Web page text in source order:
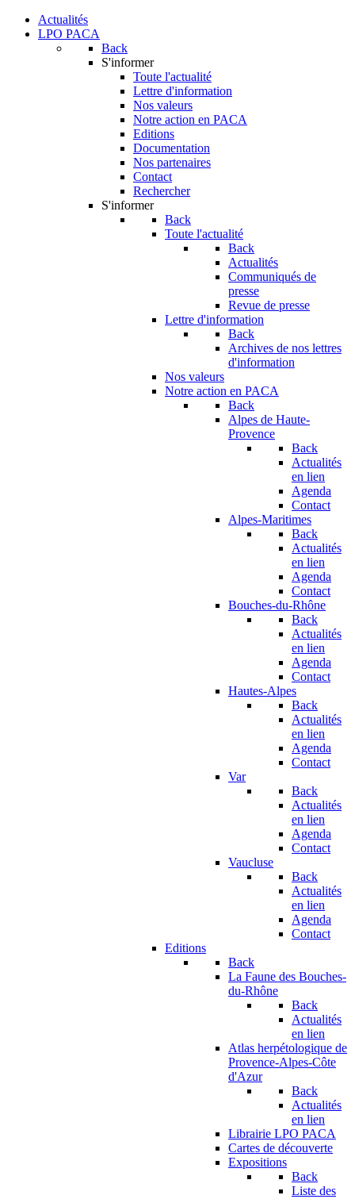
Actualités
LPO PACA
Back
S'informer
Toute l'actualité
Lettre d'information
Nos valeurs
Notre action en PACA
Editions
Documentation
Nos partenaires
Contact
Rechercher
S'informer
Back
Toute l'actualité
Back
Actualités
Communiqués de
presse
Revue de presse
Lettre d'information
Back
Archives de nos lettres
d'information
Nos valeurs
Notre action en PACA
Back
Alpes de Haute-
Provence
Back
Actualités
en lien
Agenda
Contact
Alpes-Maritimes
Back
Actualités
en lien
Agenda
Contact
Bouches-du-Rhône
Back
Actualités
en lien
Agenda
Contact
Hautes-Alpes
Back
Actualités
en lien
Agenda
Contact
Var
Back
Actualités
en lien
Agenda
Contact
Vaucluse
Back
Actualités
en lien
Agenda
Contact
Editions
Back
La Faune des Bouches-
du-Rhône
Back
Actualités
en lien
Atlas herpétologique de
Provence-Alpes-Côte
d'Azur
Back
Actualités
en lien
Librairie LPO PACA
Cartes de découverte
Expositions
Back
Liste des